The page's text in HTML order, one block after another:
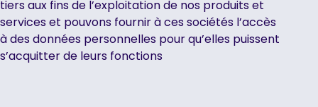
tiers aux fins de l’exploitation de nos produits et
services et pouvons fournir à ces sociétés l’accès
à des données personnelles pour qu’elles puissent
s’acquitter de leurs fonctions